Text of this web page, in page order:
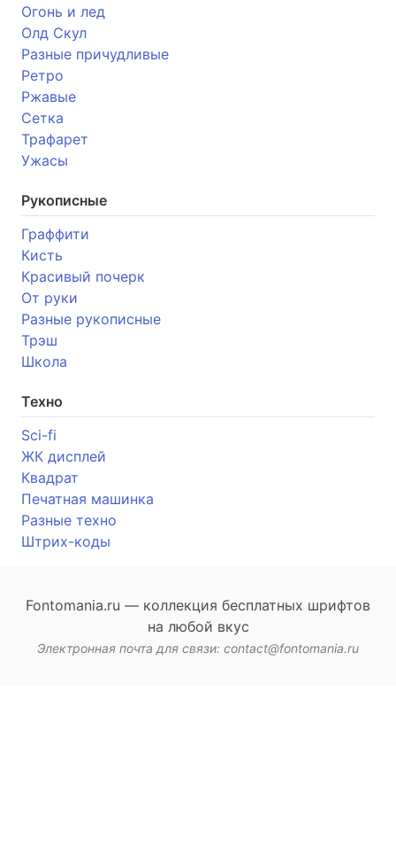
Огонь и лед
Олд Скул
Разные причудливые
Ретро
Ржавые
Сетка
Трафарет
Ужасы
Рукописные
Граффити
Кисть
Красивый почерк
От руки
Разные рукописные
Трэш
Школа
Техно
Sci-fi
ЖК дисплей
Квадрат
Печатная машинка
Разные техно
Штрих-коды
Fontomania.ru — коллекция бесплатных шрифтов
на любой вкус
Электронная почта для связи: contact@fontomania.ru